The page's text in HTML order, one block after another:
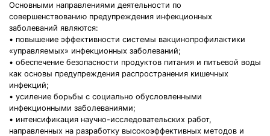
Основными направлениями деятельности по
совершенствованию предупреждения инфекционных
заболеваний являются:
• повышение эффективности системы вакцинопрофилактики
«управляемых» инфекционных заболеваний;
• обеспечение безопасности продуктов питания и питьевой воды
как основы предупреждения распространения кишечных
инфекций;
• усиление борьбы с социально обусловленными
инфекционными заболеваниями;
• интенсификация научно-исследовательских работ,
направленных на разработку высокоэффективных методов и